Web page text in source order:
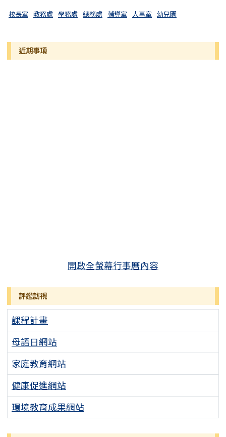
校長室 教務處 學務處 總務處 輔導室 人事室 幼兒園
近期事項
開啟全螢幕行事曆內容
評鑑訪視
課程計畫
母語日網站
家庭教育網站
健康促進網站
環境教育成果網站